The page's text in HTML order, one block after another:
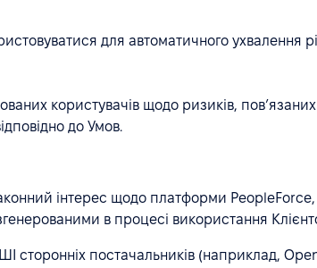
для автоматичного ухвалення
користувачів щодо ризиків,
до Умов.
інтерес щодо платформи
в процесі використання
постачальників (наприклад,